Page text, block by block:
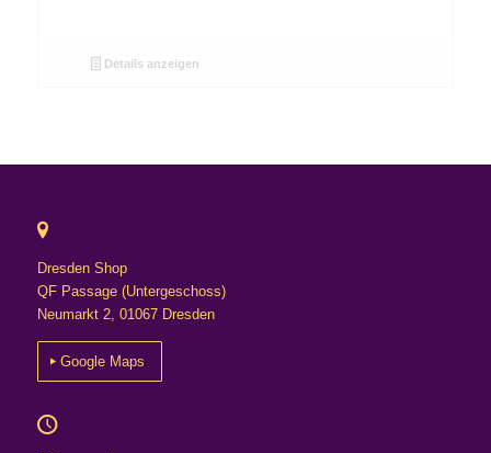
Details anzeigen
Dresden Shop
QF Passage (Untergeschoss)
Neumarkt 2, 01067 Dresden
Google Maps